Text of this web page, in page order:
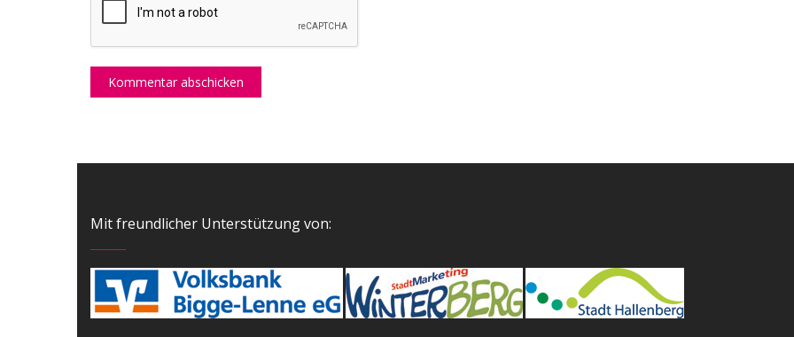
Mit freundlicher Unterstützung von: